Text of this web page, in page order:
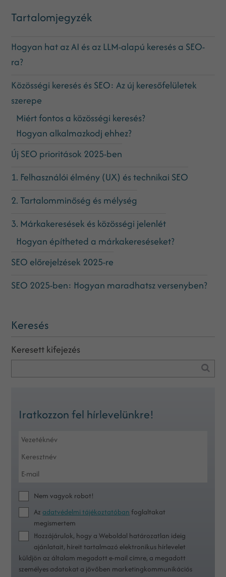
Tartalomjegyzék
Hogyan hat az AI és az LLM-alapú keresés a SEO-
ra?
Közösségi keresés és SEO: Az új keresőfelületek
szerepe
Miért fontos a közösségi keresés?
Hogyan alkalmazkodj ehhez?
Új SEO prioritások 2025-ben
1. Felhasználói élmény (UX) és technikai SEO
2. Tartalomminőség és mélység
3. Márkakeresések és közösségi jelenlét
Hogyan építheted a márkakereséseket?
SEO előrejelzések 2025-re
SEO 2025-ben: Hogyan maradhatsz versenyben?
Keresés
Keresett kifejezés
Iratkozzon fel hírlevelünkre!
Nem vagyok robot!
Azadatvédelmi tájékoztatóban foglaltakat
megismertem
Hozzájárulok, hogy a Weboldal határozatlan ideig
ajánlatait, híreit tartalmazó elektronikus hírlevelet
küldjön az általam megadott e-mail címre, a megadott
személyes adatokat a jövőben marketingkommunikációs